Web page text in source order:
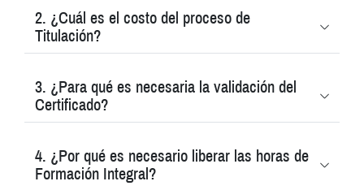
2. ¿Cuál es el costo del proceso de
Titulación?
3. ¿Para qué es necesaria la validación del
Certificado?
4. ¿Por qué es necesario liberar las horas de
Formación Integral?